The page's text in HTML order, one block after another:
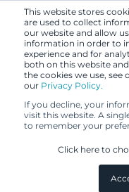
This website stores
are used to collect
our website and allow
information in order to
experience and for
both on this website
the cookies we use, see
our Privacy Policy.
If you decline, your
visit this website. A
to remember your
Click here to
21.1.2019
Berggren
IPR:n